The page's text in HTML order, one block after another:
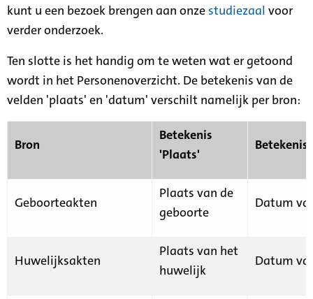
kunt u een bezoek brengen aan onze studiezaal voor
verder onderzoek.
Ten slotte is het handig om te weten wat er getoond
wordt in het Personenoverzicht. De betekenis van de
velden 'plaats' en 'datum' verschilt namelijk per bron:
Bron
Betekenis
'Plaats'
Geboorteakten
Plaats van de
geboorte
Datum
Huwelijksakten
Plaats van het
huwelijk
Datum